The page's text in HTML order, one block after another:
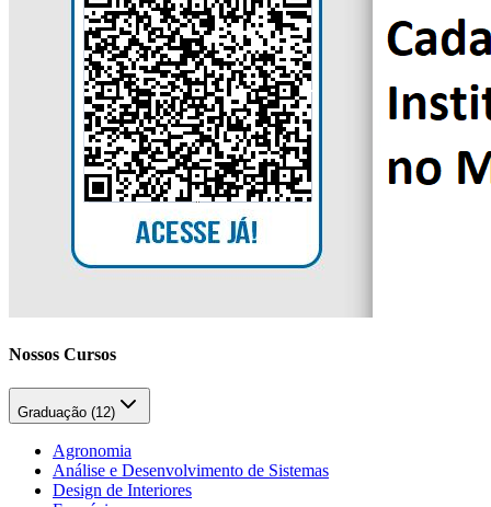
Nossos Cursos
Graduação (12)
Agronomia
Análise e Desenvolvimento de Sistemas
Design de Interiores